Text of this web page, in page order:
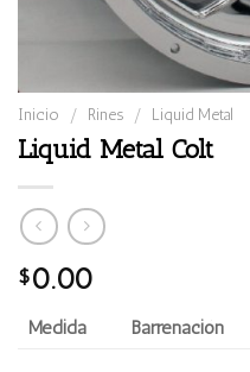
Inicio / Rines / Liquid Metal
Liquid Metal Colt
$0.00
Medida Barrenación